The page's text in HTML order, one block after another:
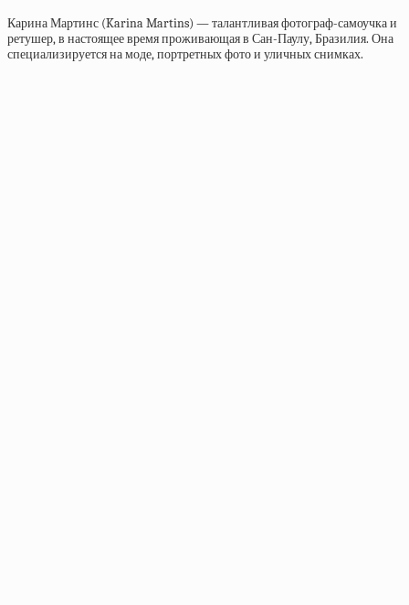
Карина Мартинс (Karina Martins) — талантливая фотограф-самоучка и
ретушер, в настоящее время проживающая в Сан-Паулу, Бразилия. Она
специализируется на моде, портретных фото и уличных снимках.